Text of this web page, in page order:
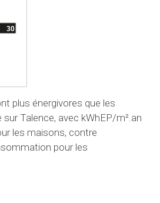
30
plus énergivores que les
Talence, avec kWhEP/m².an
les maisons, contre
pour les